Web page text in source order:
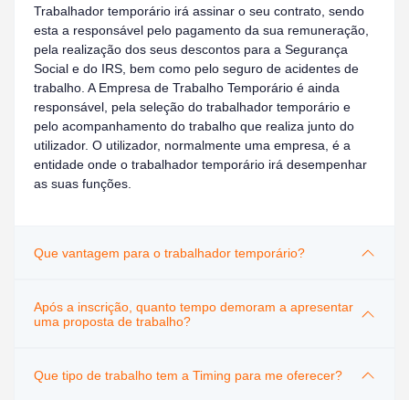
Trabalhador temporário irá assinar o seu contrato, sendo
esta a responsável pelo pagamento da sua remuneração,
pela realização dos seus descontos para a Segurança
Social e do IRS, bem como pelo seguro de acidentes de
trabalho. A Empresa de Trabalho Temporário é ainda
responsável, pela seleção do trabalhador temporário e
pelo acompanhamento do trabalho que realiza junto do
utilizador. O utilizador, normalmente uma empresa, é a
entidade onde o trabalhador temporário irá desempenhar
as suas funções.
Que vantagem para o trabalhador temporário?
Após a inscrição, quanto tempo demoram a apresentar
uma proposta de trabalho?
Que tipo de trabalho tem a Timing para me oferecer?